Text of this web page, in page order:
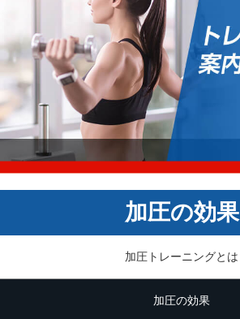
加圧の効果
加圧トレーニングとは
加圧の効果